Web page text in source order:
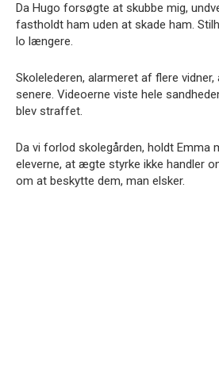
Da Hugo forsøgte at skubbe mig,
fastholdt ham uden at skade ham.
lo længere.
Skolelederen, alarmeret af flere
senere. Videoerne viste hele
blev straffet.
Da vi forlod skolegården, holdt Emma
eleverne, at ægte styrke ikke handler
om at beskytte dem, man elsker.